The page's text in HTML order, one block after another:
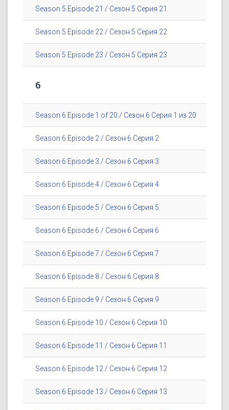
Season 5 Episode 21 / Сезон 5 Серия 21
Season 5 Episode 22 / Сезон 5 Серия 22
Season 5 Episode 23 / Сезон 5 Серия 23
6
Season 6 Episode 1 of 20 / Сезон 6 Серия 1 из 20
Season 6 Episode 2 / Сезон 6 Серия 2
Season 6 Episode 3 / Сезон 6 Серия 3
Season 6 Episode 4 / Сезон 6 Серия 4
Season 6 Episode 5 / Сезон 6 Серия 5
Season 6 Episode 6 / Сезон 6 Серия 6
Season 6 Episode 7 / Сезон 6 Серия 7
Season 6 Episode 8 / Сезон 6 Серия 8
Season 6 Episode 9 / Сезон 6 Серия 9
Season 6 Episode 10 / Сезон 6 Серия 10
Season 6 Episode 11 / Сезон 6 Серия 11
Season 6 Episode 12 / Сезон 6 Серия 12
Season 6 Episode 13 / Сезон 6 Серия 13